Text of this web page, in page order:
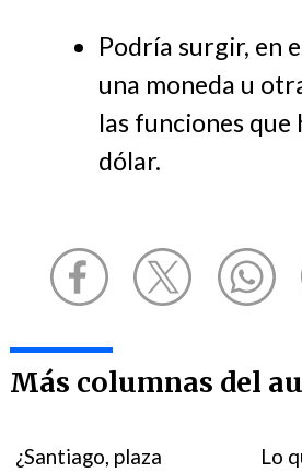
Podría surgir, en
una moneda u
las funciones que
dólar.
Más columnas del
¿Santiago, plaza
Lo